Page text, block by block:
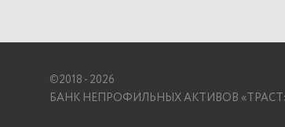
©2018 - 2026
БАНК НЕПРОФИЛЬНЫХ АКТИВОВ